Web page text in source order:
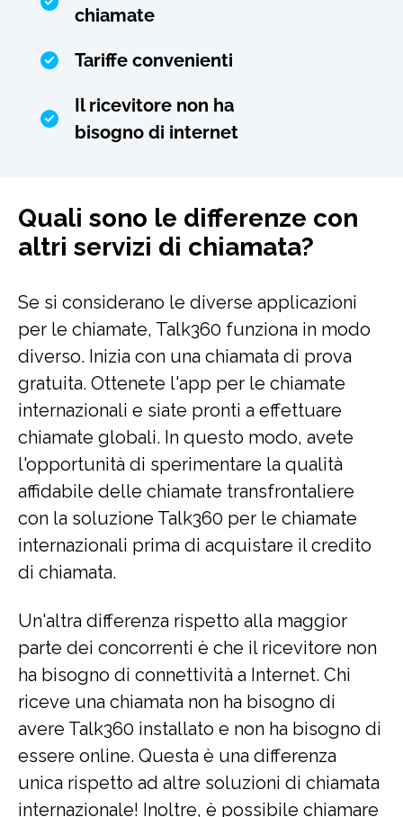
chiamate
Tariffe convenienti
Il ricevitore non ha
bisogno di internet
Quali sono le differenze con
altri servizi di chiamata?
Se si considerano le diverse applicazioni
per le chiamate, Talk360 funziona in modo
diverso. Inizia con una chiamata di prova
gratuita. Ottenete l'app per le chiamate
internazionali e siate pronti a effettuare
chiamate globali. In questo modo, avete
l'opportunità di sperimentare la qualità
affidabile delle chiamate transfrontaliere
con la soluzione Talk360 per le chiamate
internazionali prima di acquistare il credito
di chiamata.
Un'altra differenza rispetto alla maggior
parte dei concorrenti è che il ricevitore non
ha bisogno di connettività a Internet. Chi
riceve una chiamata non ha bisogno di
avere Talk360 installato e non ha bisogno di
essere online. Questa è una differenza
unica rispetto ad altre soluzioni di chiamata
internazionale! Inoltre, è possibile chiamare